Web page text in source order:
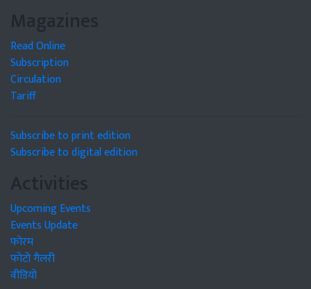
Magazines
Read Online
Subscription
Circulation
Tariff
Subscribe to print edition
Subscribe to digital edition
Activities
Upcoming Events
Events Update
फोरम
फोटो गैलरी
वीडियो